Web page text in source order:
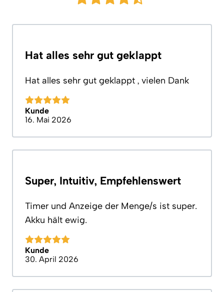
Hat alles sehr gut geklappt
Hat alles sehr gut geklappt , vielen Dank
Kunde
16. Mai 2026
Super, Intuitiv, Empfehlenswert
Timer und Anzeige der Menge/s ist super.
Akku hält ewig.
Kunde
30. April 2026